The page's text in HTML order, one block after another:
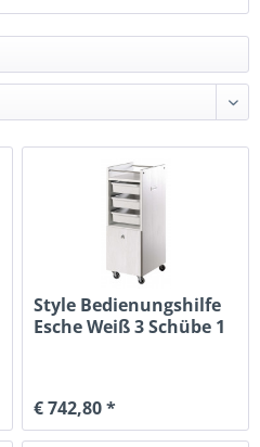
Style Bedienungshilfe
Esche Weiß 3 Schübe 1
€ 742,80 *